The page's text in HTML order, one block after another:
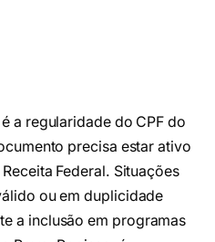
a regularidade do CPF do
precisa estar ativo
Federal. Situações
ou em duplicidade
a inclusão em programas